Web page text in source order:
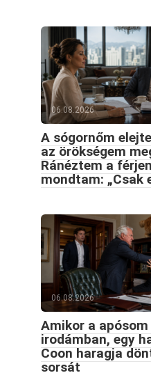
06.08.2026
A sógornőm
az örökségem
Ránéztem a
mondtam: „Csak
06.08.2026
Amikor a
irodámban, egy
Coon haragja
sorsát